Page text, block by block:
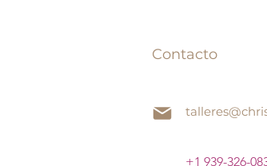
Contacto
+1 939-326-